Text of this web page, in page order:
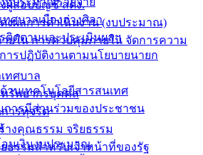
ผู้สอบบัญชี สตง.
งผลการดำเนินงาน (งบประมาณ)
ยใน การควบคุมภายใน จัดการความ
ทศบาล
รัพยากรบุคคล
ารทุจริต
างคุณธรรม จริยธรรม
ธรรมสำหรับเจ้าหน้าที่ของรัฐ
ศบาลเมืองอ่างศิลา
ติดตามและประเมินผลฯ
ารปฏิบัติงานตามนโยบายนายก
นเทคโนโลยีสารสนเทศ
การมีส่วนร่วมของประชาชน
นเงินงบประมาณ